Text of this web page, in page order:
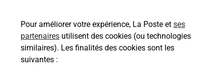
Pour améliorer votre expérience, La Poste et ses
partenaires utilisent des cookies (ou technologies
similaires). Les finalités des cookies sont les
suivantes :
Découvrez l'offre proposée par La Poste.
En savoir plus